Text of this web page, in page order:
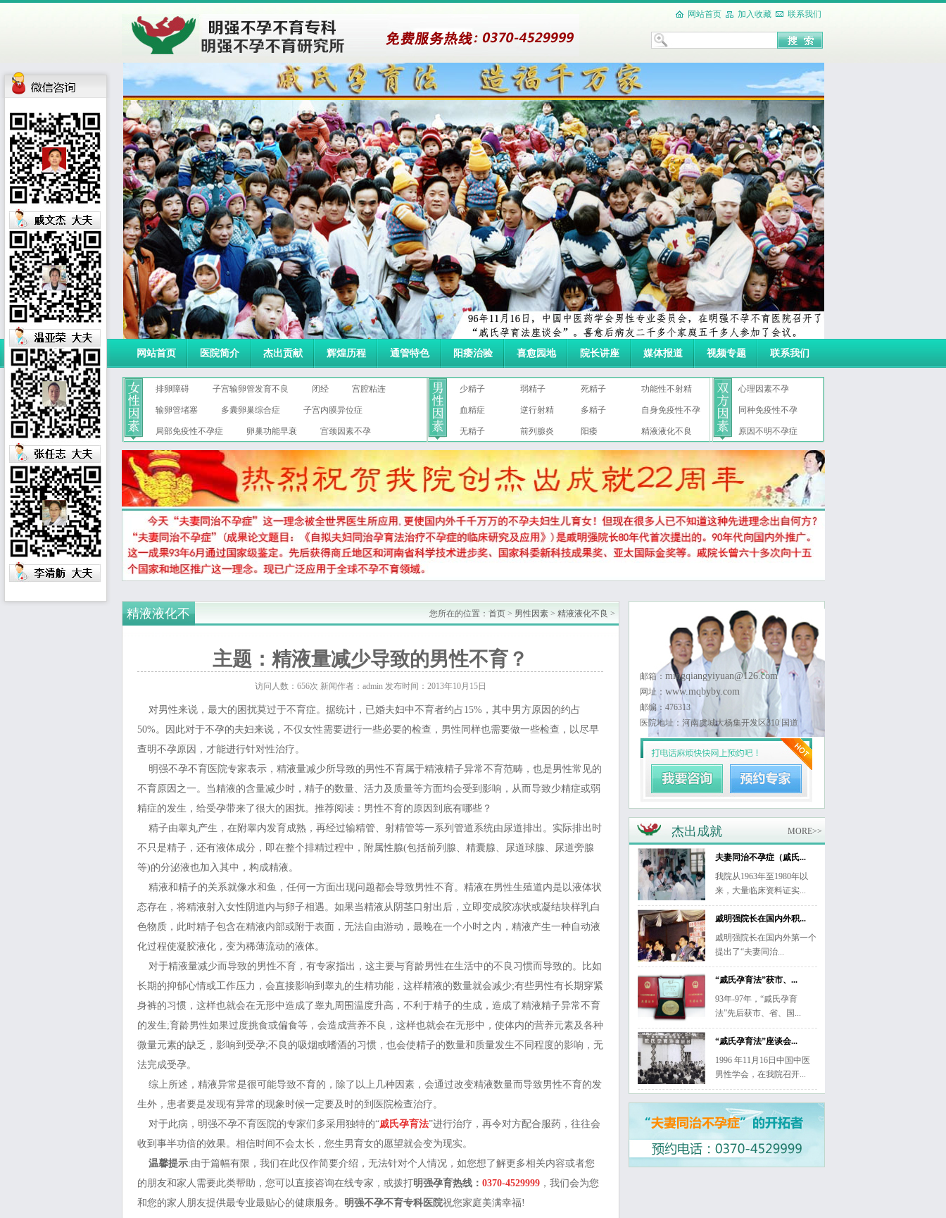
网站首页 加入收藏 联系我们
网站首页 医院简介 杰出贡献 辉煌历程 通管特色 阳痿治验 喜愈园地 院长讲座 媒体报道 视频专题 联系我们
排卵障碍 子宫输卵管发育不良 闭经 宫腔粘连
输卵管堵塞 多囊卵巢综合症 子宫内膜异位症
局部免疫性不孕症 卵巢功能早衰 宫颈因素不孕
少精子 弱精子 死精子 功能性不射精
血精症 逆行射精 多精子 自身免疫性不孕
症
无精子 前列腺炎 阳痿 精液液化不良
心理因素不孕
同种免疫性不孕
原因不明不孕症
精液液化不
您所在的位置： 首页> 男性因素> 精液液化不良 >
主题：精液量减少导致的男性不育？
访问人数： 656次 新闻作者：admin 发布时间：2013年10月15日
对男性来说，最大的困扰莫过于不育症。据统计，已婚夫妇中不育者约占15%，其中男方原因的约占
50%。因此对于不孕的夫妇来说，不仅女性需要进行一些必要的检查，男性同样也需要做一些检查，以尽早
查明不孕原因，才能进行针对性治疗。
明强不孕不育医院专家表示， 精液量减少所导致的男性不育属于精液精子异常不育范畴，也是男性常见的
不育原因之一。当精液的含量减少时，精子的数量、活力及质量等方面均会受到影响，从而导致少精症或弱
精症的发生，给受孕带来了很大的困扰。推荐阅读：男性不育的原因到底有哪些？
精子由睾丸产生，在附睾内发育成熟，再经过输精管、射精管等一系列管道系统由尿道排出。实际排出时
不只是精子，还有液体成分，即在整个排精过程中，附属性腺(包括前列腺、精囊腺、尿道球腺、尿道旁腺
等)的分泌液也加入其中，构成精液。
精液和精子的关系就像水和鱼，任何一方面出现问题都会导致男性不育。精液在男性生殖道内是以液体状
态存在，将精液射入女性阴道内与卵子相遇。如果当精液从阴茎口射出后，立即变成胶冻状或凝结块样乳白
色物质，此时精子包含在精液内部或附于表面，无法自由游动，最晚在一个小时之内，精液产生一种自动液
化过程使凝胶液化，变为稀薄流动的液体。
对于精液量减少而导致的男性不育，有专家指出，这主要与育龄男性在生活中的不良习惯而导致的。比如
长期的抑郁心情或工作压力，会直接影响到睾丸的生精功能，这样精液的数量就会减少;有些男性有长期穿紧
身裤的习惯，这样也就会在无形中造成了睾丸周围温度升高，不利于精子的生成，造成了精液精子异常不育
的发生;育龄男性如果过度挑食或偏食等，会造成营养不良，这样也就会在无形中，使体内的营养元素及各种
微量元素的缺乏，影响到受孕;不良的吸烟或嗜酒的习惯，也会使精子的数量和质量发生不同程度的影响，无
法完成受孕。
综上所述，精液异常是很可能导致不育的，除了以上几种因素，会通过改变精液数量而导致男性不育的发
生外，患者要是发现有异常的现象时候一定要及时的到医院检查治疗。
对于此病，明强不孕不育医院的专家们多采用独特的“戚氏孕育法”进行治疗，再令对方配合服药，往往会
收到事半功倍的效果。相信时间不会太长，您生男育女的愿望就会变为现实。
温馨提示:由于篇幅有限，我们在此仅作简要介绍，无法针对个人情况，如您想了解更多相关内容或者您
的朋友和家人需要此类帮助，您可以直接咨询在线专家 ，或拨打明强孕育热线： 0370-4529999 ，我们会为您
和您的家人朋友提供最专业最贴心的健康服务。 明强不孕不育专科医院祝您家庭美满幸福!
邮箱： mingqiangyiyuan@126.com
网址： www.mqbyby.com
邮编：476313
医院地址：河南虞城大杨集开发区310 国道
杰出成就 MORE>>
夫妻同治不孕症（戚氏...
我院从1963年至1980年以
来，大量临床资料证实...
戚明强院长在国内外积...
戚明强院长在国内外第一个
提出了“夫妻同治...
“戚氏孕育法”获市、...
93年-97年，“戚氏孕育
法”先后获市、省、国...
“戚氏孕育法”座谈会...
1996 年11月16日中国中医
男性学会，在我院召开...